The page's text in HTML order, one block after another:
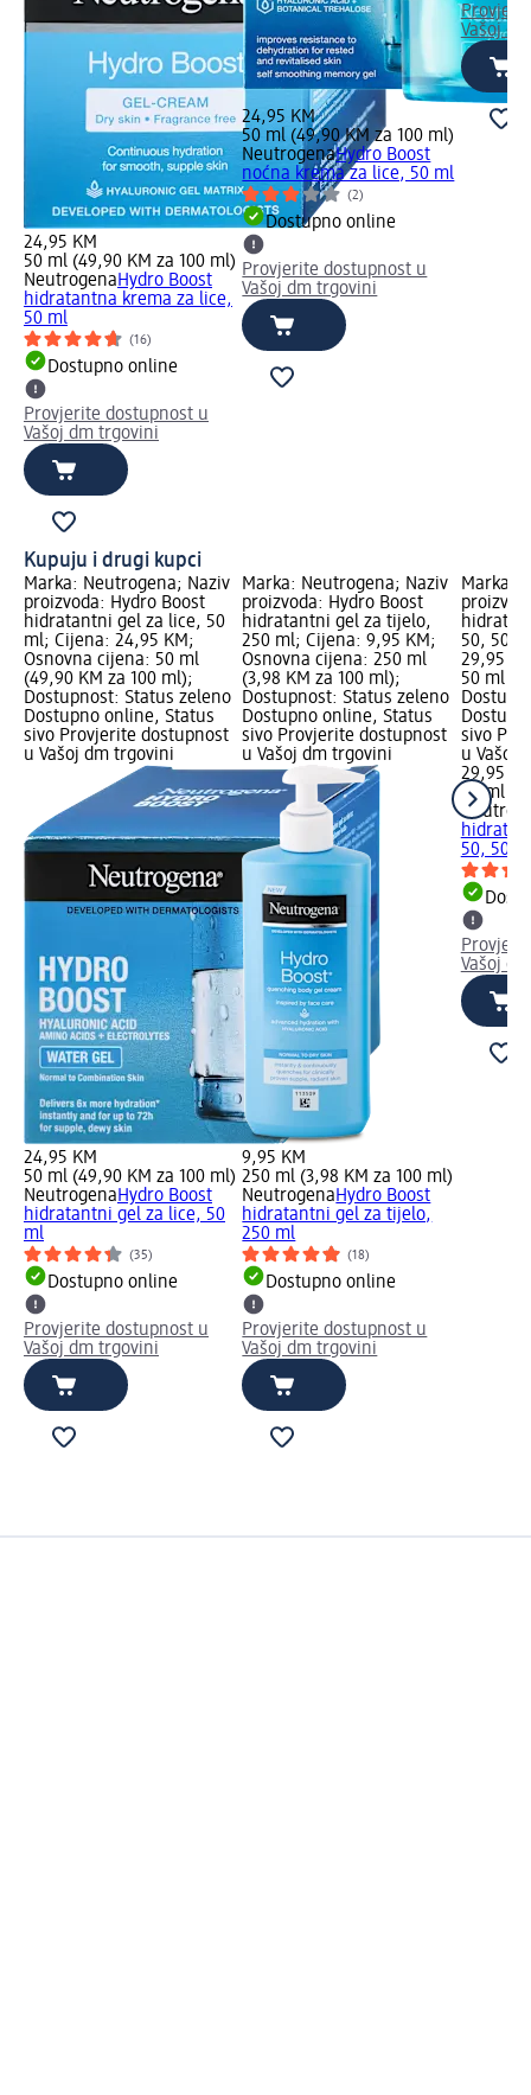
24,95 KM
50 ml (49,90 KM za 100 ml)
NeutrogenaHydro Boost
hidratantna krema za lice,
50 ml
(16)
Dostupno online
Provjerite dostupnost u
Vašoj dm trgovini
24,95 KM
50 ml (49,90 KM za 100 ml)
NeutrogenaHydro Boost
noćna krema za lice, 50 ml
(2)
Dostupno online
Provjerite dostupnost u
Vašoj dm trgovini
Vašoj
Kupuju i drugi kupci
Marka: Neutrogena; Naziv
proizvoda: Hydro Boost
hidratantni gel za lice, 50
ml; Cijena: 24,95 KM;
Osnovna cijena: 50 ml
(49,90 KM za 100 ml);
Dostupnost: Status zeleno
Dostupno online, Status
sivo Provjerite dostupnost
u Vašoj dm trgovini
24,95 KM
50 ml (49,90 KM za 100 ml)
NeutrogenaHydro Boost
hidratantni gel za lice, 50
ml
(35)
Dostupno online
Provjerite dostupnost u
Vašoj dm trgovini
Marka: Neutrogena; Naziv
proizvoda: Hydro Boost
hidratantni gel za tijelo,
250 ml; Cijena: 9,95 KM;
Osnovna cijena: 250 ml
(3,98 KM za 100 ml);
Dostupnost: Status zeleno
Dostupno online, Status
sivo Provjerite dostupnost
u Vašoj dm trgovini
9,95 KM
250 ml (3,98 KM za 100 ml)
NeutrogenaHydro Boost
hidratantni gel za tijelo,
250 ml
(18)
Dostupno online
Provjerite dostupnost u
Vašoj dm trgovini
Marka:
50, 50
29,95
50 ml
sivo
u Vašoj
29,95
50 ml
50, 50
Vašoj